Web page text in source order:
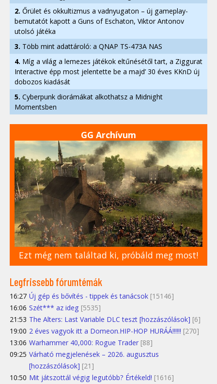
2. Őrület és okkultizmus a vadnyugaton – új gameplay-
bemutatót kapott a Guns of Eschaton, Viktor Antonov
utolsó játéka
3. Több mint adattároló: a QNAP TS-473A NAS
4. Míg a világ a lemezes játékok eltűnésétől tart, a Ziggurat
Interactive épp most jelentette be a majd’ 30 éves KKnD új
dobozos kiadását
5. Cyberpunk diorámákat alkothatsz a Midnight
Momentsben
GG Archívum
Ezt még nem találtad ki, próbáld meg most!
Legfrissebb fórumtémák
16:27 Új gép és bővítés - tippek és tanácsok [15146]
16:06 Szét*** az ideg [5535]
21:53 The Alters: Last Variable DLC teszt [hozzászólások] [6]
19:00 2 éves vagyok itt a Domeon.HIP-HOP HURÁÁ!!!!!! [270]
13:06 Warhammer 40,000: Rogue Trader [88]
09:25 Várható megjelenések – 2026. augusztus
[hozzászólások] [21]
10:50 Mit játszottál végig legutóbb? Értékeld! [1616]